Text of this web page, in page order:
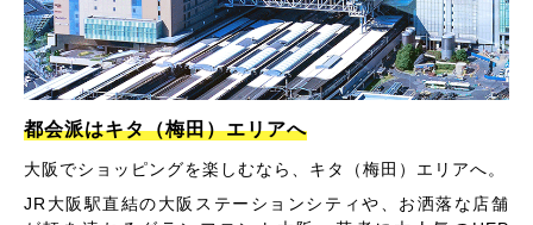
都会派はキタ（梅田）エリアへ
大阪でショッピングを楽しむなら、キタ（梅田）エリアへ。
JR大阪駅直結の大阪ステーションシティや、お洒落な店舗